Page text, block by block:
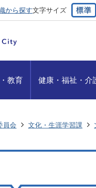
から探す文字サイズ
教育 健康・福祉・介
員会 文化・生涯学習課